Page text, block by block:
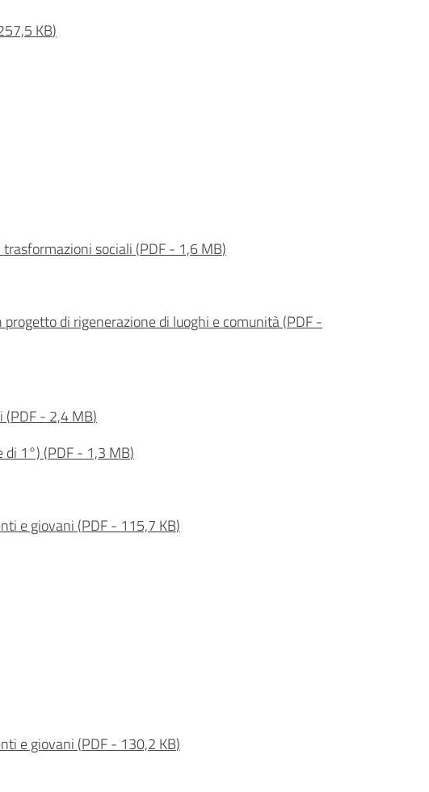
KB)
sociali (PDF- 1,6 MB)
di rigenerazione di luoghi e comunità(PDF-
(PDF- 2,4 MB)
di 1°) (PDF- 1,3 MB)
e giovani (PDF- 115,7 KB)
e giovani (PDF- 130,2 KB)